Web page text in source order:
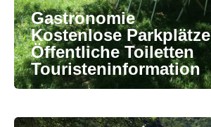
Gastronomie
Kostenlose Parkplätze
Öffentliche Toiletten
Touristeninformation